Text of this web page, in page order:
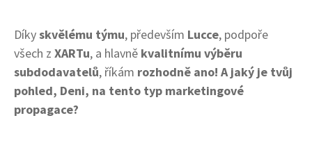
Díkyskvělému týmu, především Lucce, podpoře
všech z XARTu, a hlavně kvalitnímu výběru
subdodavatelů, říkám rozhodně ano! A jaký je tvůj
pohled, Deni, na tento typ marketingové
propagace?